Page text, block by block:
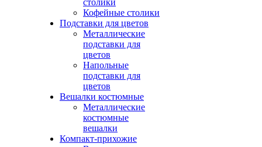
столики
Кофейные столики
Подставки для цветов
Металлические
подставки для
цветов
Напольные
подставки для
цветов
Вешалки костюмные
Металлические
костюмные
вешалки
Компакт-прихожие